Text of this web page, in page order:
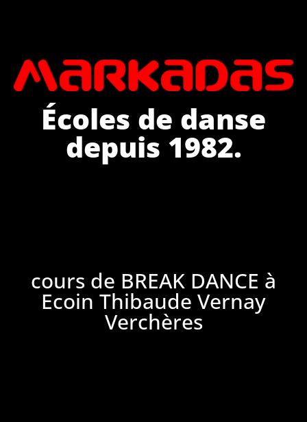
Écoles de danse
depuis 1982.
cours de BREAK DANCE à
Ecoin Thibaude Vernay
Verchères